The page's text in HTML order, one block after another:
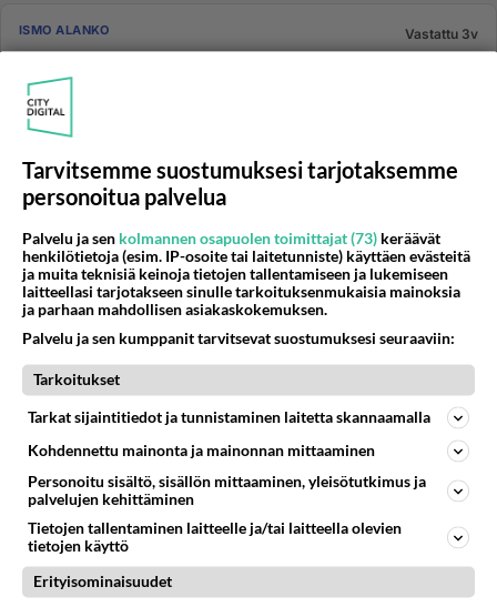
ISMO ALANKO Vastattu 3v
Selittäkää mulle Ismo Alangon kappale ''kun suomi putos
puusta''
Jotkut puhuvat että se on tullut siitä kun oli lama-aika,
mutta en ymmärrä miten sen sanoituskaan siihen liittyy.
Voisik...
28.01.2011 13:05
ISMO ALANKO Vastattu 3v
Ismo Alanko ei ole käynyt armeijaa!
Tämä musersi maailmani, jossa uskoin ihmisten
Kuvittelinhan joensuulaisen pa...
ISMO ALANKO Vastattu 4v
Ismo Alangon matkassa 80-luvulta asti
Blogissa kerron minun ja Ismon tarinan 80-luvulta
2000-luvulle:
http://worldisaweiredplacetolive.blogspot.com/2014/0
Tarvitsemme suostumuksesi tarjotaksemme
personoitua palvelua
Palvelu ja sen kolmannen osapuolen toimittajat (73) keräävät
henkilötietoja (esim. IP-osoite tai laitetunniste) käyttäen evästeitä
ja muita teknisiä keinoja tietojen tallentamiseen ja lukemiseen
laitteellasi tarjotakseen sinulle tarkoituksenmukaisia mainoksia
ja parhaan mahdollisen asiakaskokemuksen.
Palvelu ja sen kumppanit tarvitsevat suostumuksesi seuraaviin:
Tarkoitukset
Tarkat sijaintitiedot ja tunnistaminen laitetta skannaamalla
Kohdennettu mainonta ja mainonnan mittaaminen
Personoitu sisältö, sisällön mittaaminen, yleisötutkimus ja
palvelujen kehittäminen
Tietojen tallentaminen laitteelle ja/tai laitteella olevien
tietojen käyttö
Erityisominaisuudet